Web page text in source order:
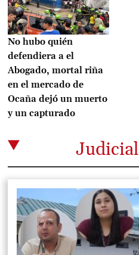
No hubo quién
defendiera a el
Abogado, mortal riña
en el mercado de
Ocaña dejó un muerto
y un capturado
Judicial